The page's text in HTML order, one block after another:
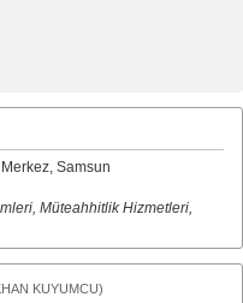
Samsun
Müteahhitlik Hizmetleri,
KUYUMCU)